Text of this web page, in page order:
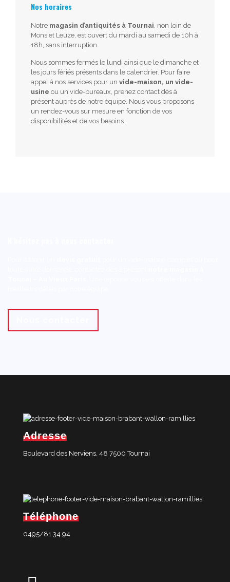
Nos horaires
Notre magasin d’antiquités à Tournai , non loin de
Mons et Leuze, est ouvert du mardi au samedi de 10h à
18h, sans interruption.
Nous sommes fermés le lundi ainsi que le dimanche et
les jours fériés présents dans le calendrier. Pour faire
appel à nos services pour un vide-maison, un vide-
usine ou un vide-bureaux, prenez contact dès à
présent auprès de notre équipe. Nous vous proposons
un rendez-vous sur mesure en fonction de vos
disponibilités et de vos besoins.
Adresse
Boulevard des Nerviens, 48 7500 Tournai
Téléphone
0495/81.34.94